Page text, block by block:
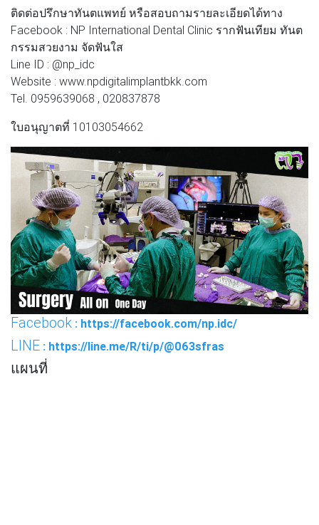
ติดต่อปรึกษาทันตแพทย์ หรือสอบถามรายละเอียดได้ทาง
Facebook : NP International Dental Clinic รากฟันเทียม ทันต
กรรมสวยงาม จัดฟันใส
Line ID : @np_idc
Website : www.npdigitalimplantbkk.com
Tel. 0959639068 , 020837878
ใบอนุญาตที่ 10103054662
Facebook : https://facebook.com/np.idc/
LINE : https://line.me/R/ti/p/@063sfras
แผนที่